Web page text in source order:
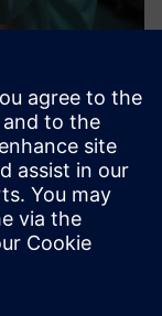
rešenja
svoje podatke
opreme